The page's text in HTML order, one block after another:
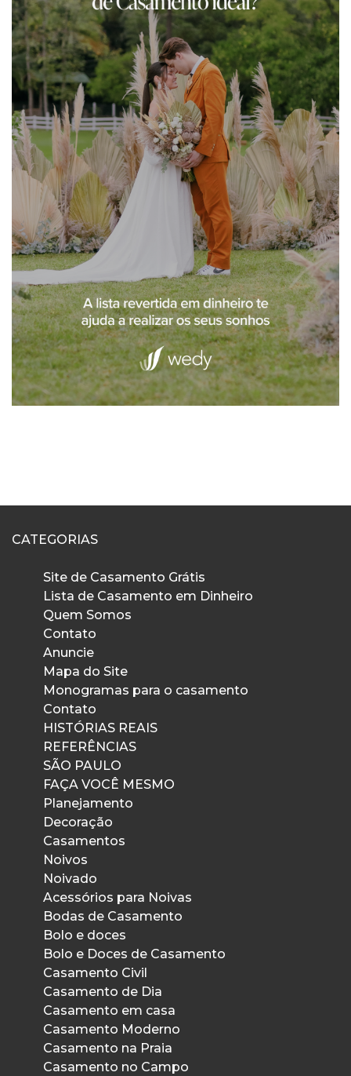
CATEGORIAS
Site de Casamento Grátis
Lista de Casamento em Dinheiro
Quem Somos
Contato
Anuncie
Mapa do Site
Monogramas para o casamento
Contato
HISTÓRIAS REAIS
REFERÊNCIAS
SÃO PAULO
FAÇA VOCÊ MESMO
Planejamento
Decoração
Casamentos
Noivos
Noivado
Acessórios para Noivas
Bodas de Casamento
Bolo e doces
Bolo e Doces de Casamento
Casamento Civil
Casamento de Dia
Casamento em casa
Casamento Moderno
Casamento na Praia
Casamento no Campo